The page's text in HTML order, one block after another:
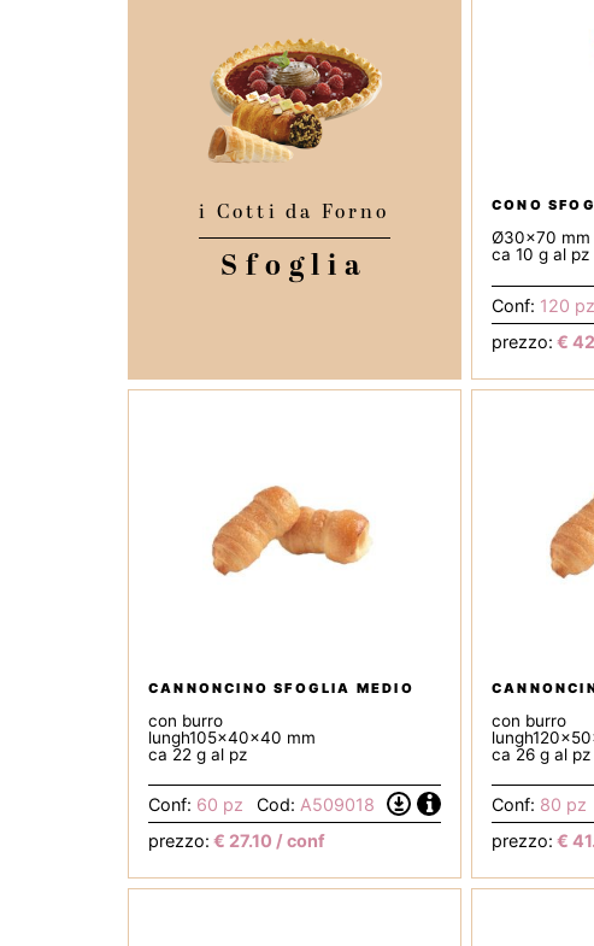
i Cotti da Forno
Sfoglia
CONO
Ø30x70 mm
ca 10 g al pz
Conf: 120 pz
prezzo: €
CANNONCINO SFOGLIA MEDIO
con burro
lungh105x40x40 mm
ca 22 g al pz
Conf: 60 pz Cod: A509018
Scarica
la
Tecnica
Informazioni
prezzo: € 27.10 / conf
con burro
ca 26 g al pz
Conf: 80 pz
prezzo: €